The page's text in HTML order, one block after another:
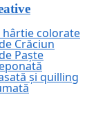
hârtie colorate
Crăciun
Paște
și quilling